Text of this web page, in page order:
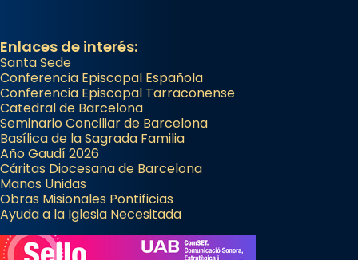
Enlaces de interés:
Santa Sede
Conferencia Episcopal Española
Conferencia Episcopal Tarraconense
Catedral de Barcelona
Seminario Conciliar de Barcelona
Basílica de la Sagrada Familia
Año Gaudí 2026
Cáritas Diocesana de Barcelona
Manos Unidas
Obras Misionales Pontificias
Ayuda a la Iglesia Necesitada